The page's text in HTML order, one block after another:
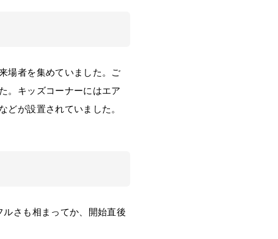
場者を集めていました。ご
。キッズコーナーにはエア
が設置されていました。
さも相まってか、開始直後